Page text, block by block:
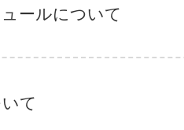
ールについて
て